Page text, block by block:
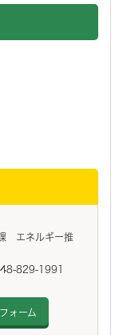
エネルギー推
829-1991
ォーム